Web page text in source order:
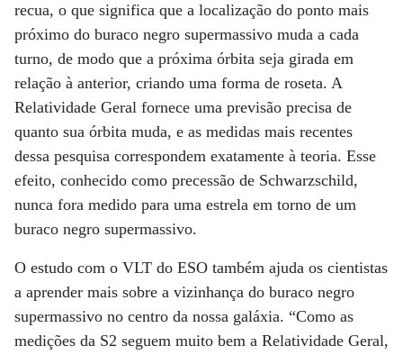
recua, o que significa que a localização do ponto mais
próximo do buraco negro supermassivo muda a cada
turno, de modo que a próxima órbita seja girada em
relação à anterior, criando uma forma de roseta. A
Relatividade Geral fornece uma previsão precisa de
quanto sua órbita muda, e as medidas mais recentes
dessa pesquisa correspondem exatamente à teoria. Esse
efeito, conhecido como precessão de Schwarzschild,
nunca fora medido para uma estrela em torno de um
buraco negro supermassivo.
O estudo com o VLT do ESO também ajuda os cientistas
a aprender mais sobre a vizinhança do buraco negro
supermassivo no centro da nossa galáxia. “Como as
medições da S2 seguem muito bem a Relatividade Geral,